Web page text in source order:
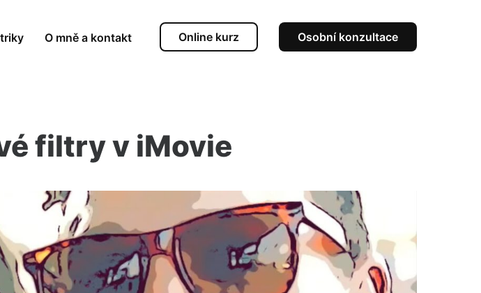
O mně a kontakt Online kurz Osobní konzultace
filtry v iMovie